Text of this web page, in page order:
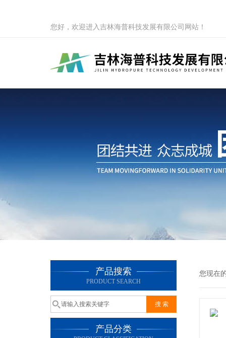
您好，欢迎进入吉林海普科技发展有限公司网站！
产品搜索
PRODUCT SEARCH
产品分类
您现在